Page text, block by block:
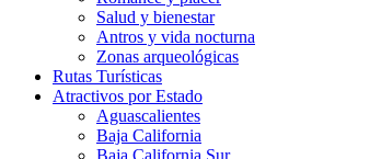
Salud y bienestar
Antros y vida nocturna
Zonas arqueológicas
Rutas Turísticas
Atractivos por Estado
Aguascalientes
Baja California
Baja California Sur